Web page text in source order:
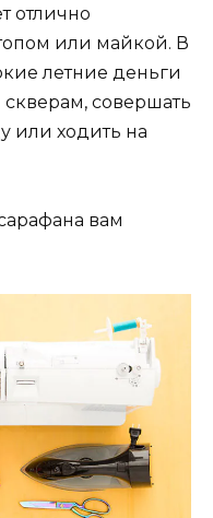
отлично
или майкой. В
летние деньги
совершать
или ходить на
вам